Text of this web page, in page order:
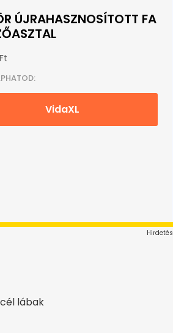
ÚJRAHASZNOSÍTOTT FA
VidaXL
Hirdetés
lábak